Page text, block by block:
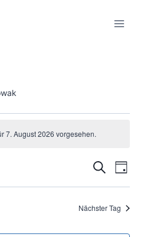
7. August 2026 vorgesehen.
SucheTag
Nächster Tag